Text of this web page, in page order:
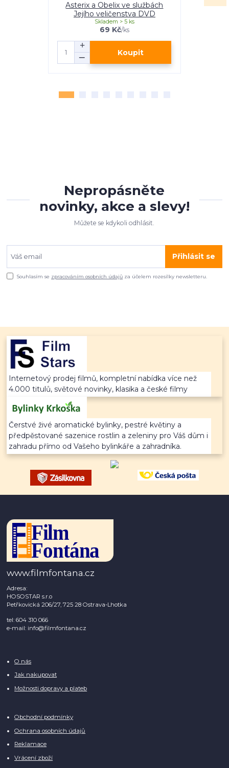
Asterix a Obelix ve službách
Jejího veličenstva DVD
69 Kč/ks
Skladem > 5 ks
Koupit
Nepropásněte
novinky, akce a slevy!
Můžete se kdykoli odhlásit.
Přihlásit se
Souhlasím se zpracováním osobních údajů za účelem rozesílky newsletteru.
Internetový prodej filmů, kompletní nabídka více než
4.000 titulů, světové novinky, klasika a české filmy
Čerstvé živé aromatické bylinky, pestré květiny a
předpěstované sazenice rostlin a zeleniny pro Váš dům i
zahradu přímo od Vašeho bylinkáře a zahradníka.
www.filmfontana.cz
Adresa:
HOSOSTAR s.r.o
Petřkovická 206/27, 725 28 Ostrava-Lhotka
tel: 604 310 066
e-mail: info@filmfontana.cz
O nás
Jak nakupovat
Možnosti dopravy a plateb
Obchodní podmínky
Ochrana osobních údajů
Reklamace
Vrácení zboží